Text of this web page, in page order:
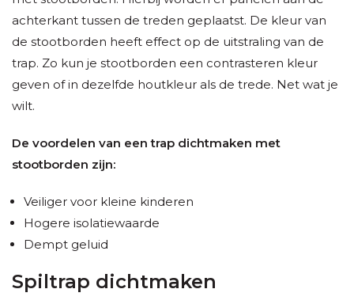
achterkant tussen de treden geplaatst. De kleur van
de stootborden heeft effect op de uitstraling van de
trap. Zo kun je stootborden een contrasteren kleur
geven of in dezelfde houtkleur als de trede. Net wat je
wilt.
De voordelen van een trap dichtmaken met
stootborden zijn:
Veiliger voor kleine kinderen
Hogere isolatiewaarde
Dempt geluid
Spiltrap dichtmaken